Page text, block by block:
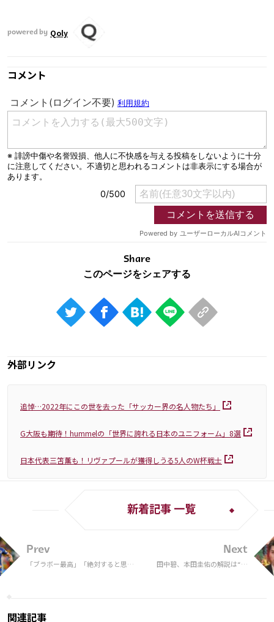
powered by Qoly
コメント
Share
外部リンク
追悼…2022年にこの世を去った「サッカー界の名人物たち」
G大阪も期待！hummelの「世界に誇れる日本のユニフォーム」8選
日本代表三笘薫も！リヴァプールが獲得しうる5人のW杯戦士
Prev
「ブラボー最高」「絶対すると思っ
新着記事 一覧
Next
田中碧、本田圭佑の解説は“日
関連記事